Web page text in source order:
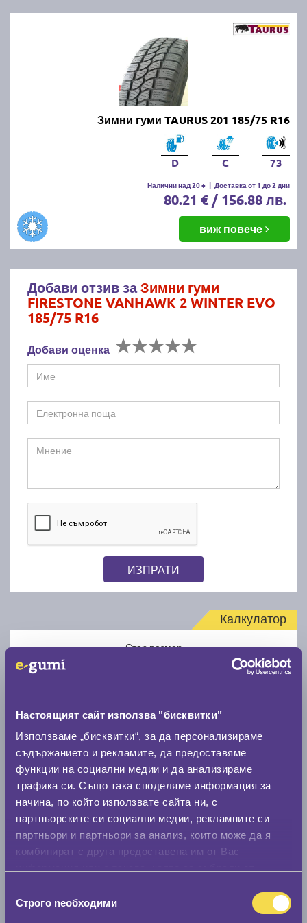
Настоящият сайт използва "бисквитки"
Използваме „бисквитки“, за да персонализираме
съдържанието и рекламите, да предоставяме
функции на социални медии и да анализираме
трафика си. Също така споделяме информация за
начина, по който използвате сайта ни, с
партньорските си социални медии, рекламните си
партньори и партньори за анализ, които може да я
комбинират с друга предоставена им от Вас
наСтрого nеобходими
Зимни гуми TAURUS 201 185/75 R16
D C 73
Налични над 20 + | Доставка от 1 до 2 дни
80.21 € / 156.88 лв.
виж повече
Добави отзив заЗимни гуми
FIRESTONE VANHAWK 2 WINTER EVO
185/75 R16
Добави оценка
ИЗПРАТИ
Калкулатор
Стар размер
Нов размер
Стар размер